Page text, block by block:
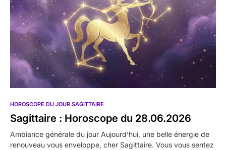
HOROSCOPE DU JOUR SAGITTAIRE
Sagittaire : Horoscope du 28.06.2026
Ambiance générale du jour Aujourd’hui, une belle énergie de
renouveau vous enveloppe, cher Sagittaire. Vous vous sentez